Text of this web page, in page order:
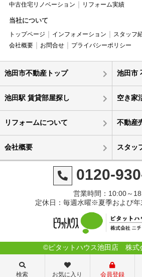
中古住宅リノベーション リフォーム実績
当社について
トップページ インフォメーション スタッフ
会社概要
お問合せ プライバシーポリシー
池田市不動産トップ 池田市
池田駅 賃貸部屋探し 空き家
リフォームについて 不動産
会社概要 スタッ
0120-
営業時間：10:00～
定休日：毎週水曜※夏季および年
©ピタットハウス池田店 株式
検索 お気に入り 会員登録